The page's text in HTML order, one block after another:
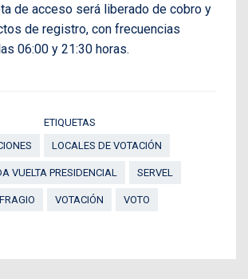
de acceso será liberado de cobro y
de registro, con frecuencias
06:00 y 21:30 horas.
ETIQUETAS
LOCALES DE VOTACIÓN
VUELTA PRESIDENCIAL SERVEL
VOTACIÓN VOTO